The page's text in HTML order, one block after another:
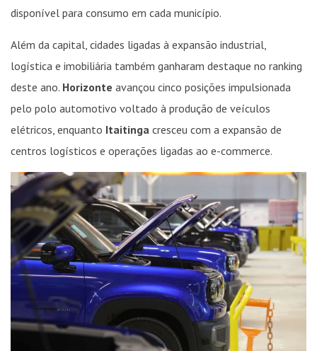
disponível para consumo em cada município.
Além da capital, cidades ligadas à expansão industrial,
logística e imobiliária também ganharam destaque no ranking
deste ano. Horizonte avançou cinco posições impulsionada
pelo polo automotivo voltado à produção de veículos
elétricos, enquanto Itaitinga cresceu com a expansão de
centros logísticos e operações ligadas ao e-commerce.